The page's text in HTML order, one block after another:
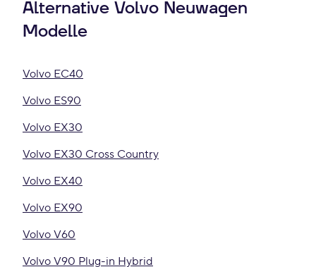
Alternative Volvo Neuwagen
Modelle
Volvo EC40
Volvo ES90
Volvo EX30
Volvo EX30 Cross Country
Volvo EX40
Volvo EX90
Volvo V60
Volvo V90 Plug-in Hybrid